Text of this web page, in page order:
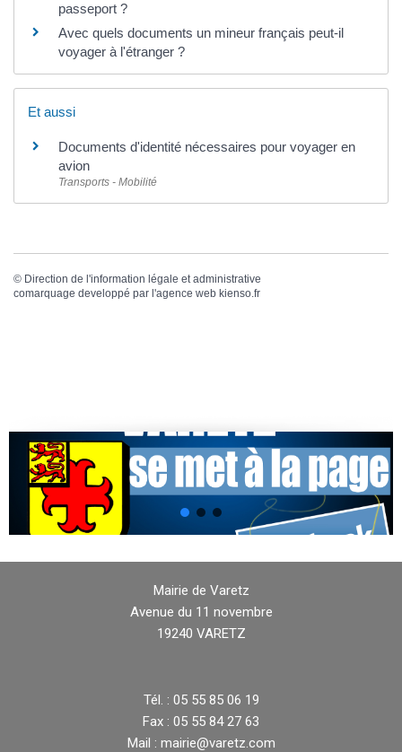
passeport ?
Avec quels documents un mineur français peut-il
voyager à l'étranger ?
Et aussi
Documents d'identité nécessaires pour voyager en
avion
Transports - Mobilité
© Direction de l'information légale et administrative
comarquage developpé par l'agence web kienso.fr
Mairie de Varetz
Avenue du 11 novembre
19240 VARETZ
Tél. : 05 55 85 06 19
Fax : 05 55 84 27 63
Mail : mairie@varetz.com